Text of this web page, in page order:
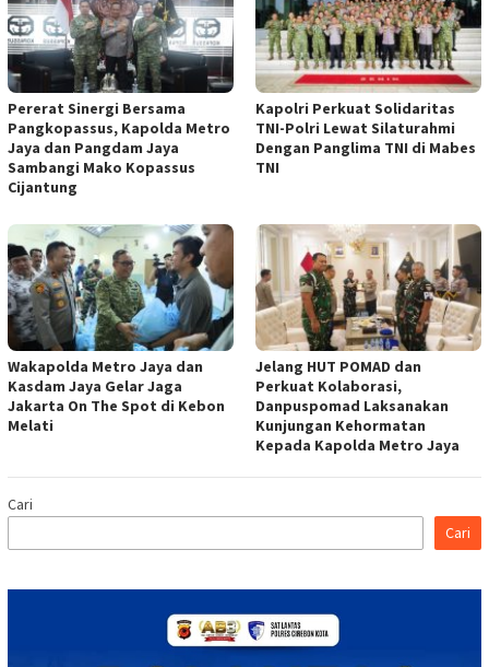
Pererat Sinergi Bersama
Pangkopassus, Kapolda Metro
Jaya dan Pangdam Jaya
Sambangi Mako Kopassus
Cijantung
Kapolri Perkuat Solidaritas
TNI-Polri Lewat Silaturahmi
Dengan Panglima TNI di Mabes
TNI
Wakapolda Metro Jaya dan
Kasdam Jaya Gelar Jaga
Jakarta On The Spot di Kebon
Melati
Jelang HUT POMAD dan
Perkuat Kolaborasi,
Danpuspomad Laksanakan
Kunjungan Kehormatan
Kepada Kapolda Metro Jaya
Cari
Cari